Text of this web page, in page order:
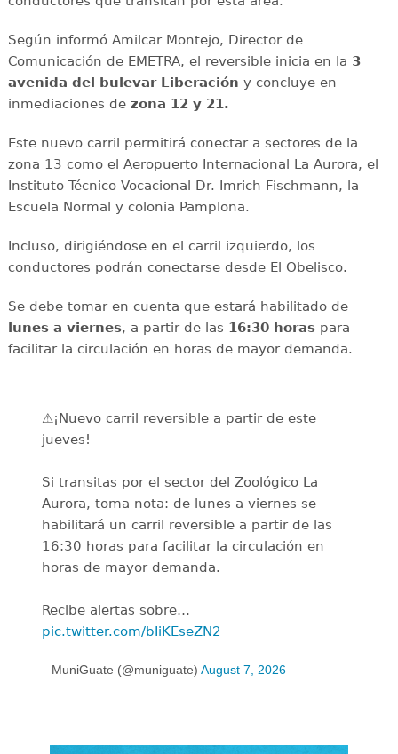
Según informó Amilcar Montejo, Director de
Comunicación de EMETRA, el reversible inicia en la 3
avenida del bulevar Liberación y concluye en
inmediaciones de zona 12 y 21.
Este nuevo carril permitirá conectar a sectores de la
zona 13 como el Aeropuerto Internacional La Aurora, el
Instituto Técnico Vocacional Dr. Imrich Fischmann, la
Escuela Normal y colonia Pamplona.
Incluso, dirigiéndose en el carril izquierdo, los
conductores podrán conectarse desde El Obelisco.
Se debe tomar en cuenta que estará habilitado de
lunes a viernes, a partir de las 16:30 horaspara
facilitar la circulación en horas de mayor demanda.
⚠️¡Nuevo carril reversible a partir de este
jueves!
Si transitas por el sector del Zoológico La
Aurora, toma nota: de lunes a viernes se
habilitará un carril reversible a partir de las
16:30 horas para facilitar la circulación en
horas de mayor demanda.
Recibe alertas sobre…
pic.twitter.com/bIiKEseZN2
— MuniGuate (@muniguate) August 7, 2026